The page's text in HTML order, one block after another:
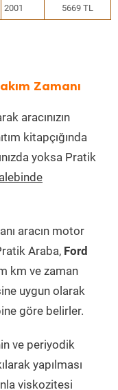
2001 5669 TL
Zamanı
aracınızın
kitapçığında
yoksa Pratik
aracın motor
Araba, Ford
km ve zaman
uygun olarak
göre belirler.
ve periyodik
yapılması
viskozitesi